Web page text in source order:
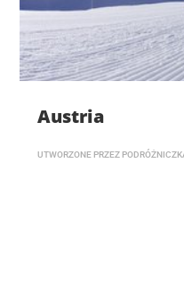
Austria
UTWORZONE PRZEZ